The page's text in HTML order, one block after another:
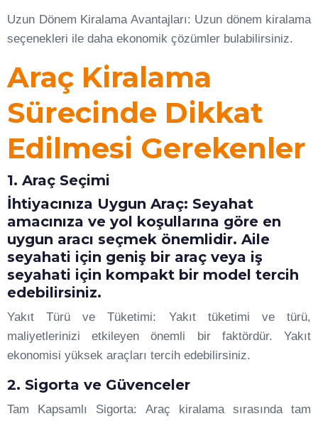
Uzun Dönem Kiralama Avantajları: Uzun dönem kiralama
seçenekleri ile daha ekonomik çözümler bulabilirsiniz.
Araç Kiralama
Sürecinde Dikkat
Edilmesi Gerekenler
1. Araç Seçimi
İhtiyacınıza Uygun Araç: Seyahat
amacınıza ve yol koşullarına göre en
uygun aracı seçmek önemlidir. Aile
seyahati için geniş bir araç veya iş
seyahati için kompakt bir model tercih
edebilirsiniz.
Yakıt Türü ve Tüketimi: Yakıt tüketimi ve türü,
maliyetlerinizi etkileyen önemli bir faktördür. Yakıt
ekonomisi yüksek araçları tercih edebilirsiniz.
2. Sigorta ve Güvenceler
Tam Kapsamlı Sigorta: Araç kiralama sırasında tam